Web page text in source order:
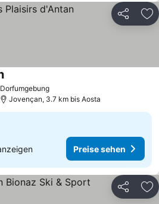
Teilen
Jovençan, 3.7 km bis Aosta
Preise sehen
Teilen